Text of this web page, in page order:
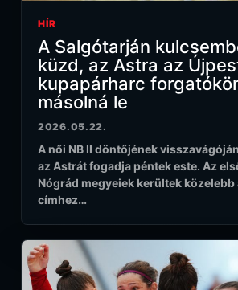
HÍR
A Salgótarján
küzd, az Astra az
kupapárharc
másolná le
2026.05.22.
A női NB II döntőjének
az Astrát fogadja péntek este. Az
Nógrád megyeiek kerültek közelebb
címhez…